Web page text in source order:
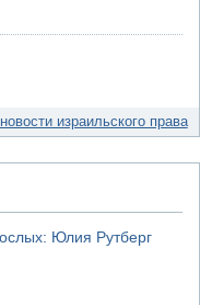
израильского права
Юлия Рутберг